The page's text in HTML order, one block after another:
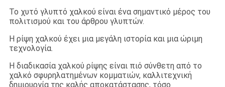
Το χυτό γλυπτό χαλκού είναι ένα σημαντικό μέρος του
πολιτισμού και του άρθρου γλυπτών.
Η ρίψη χαλκού έχει μια μεγάλη ιστορία και μια ώριμη
τεχνολογία.
Η διαδικασία χαλκού ρίψης είναι πιό σύνθετη από το
χαλκό σφυρηλατημένων κομματιών, καλλιτεχνική
δημιουργία της καλής αποκατάστασης, τόσο